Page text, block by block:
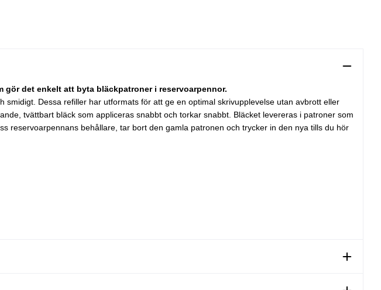
det enkelt att byta bläckpatroner i reservoarpennor.
Dessa refiller har utformats för att ge en optimal skrivupplevelse utan avbrott eller
tvättbart bläck som appliceras snabbt och torkar snabbt. Bläcket levereras i patroner som
reservoarpennans behållare, tar bort den gamla patronen och trycker in den nya tills du hör